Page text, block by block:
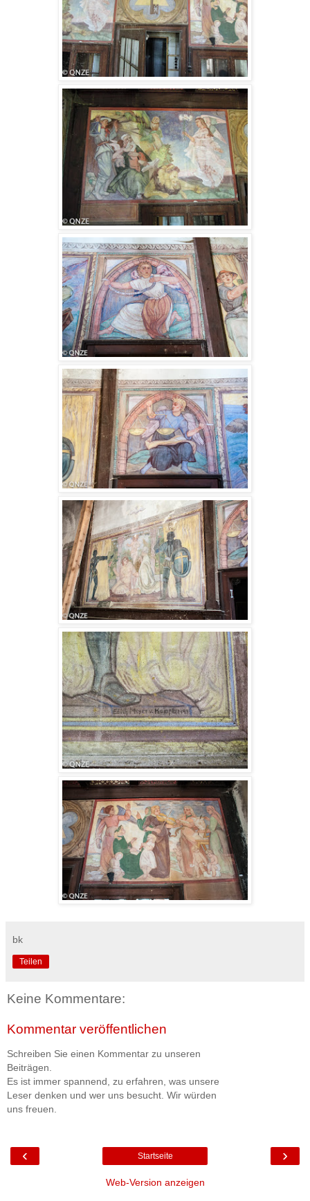
bk
Teilen
Keine Kommentare:
Kommentar veröffentlichen
Schreiben Sie einen Kommentar zu unseren
Beiträgen.
Es ist immer spannend, zu erfahren, was unsere
Leser denken und wer uns besucht. Wir würden
uns freuen.
‹ ›
Startseite
Web-Version anzeigen